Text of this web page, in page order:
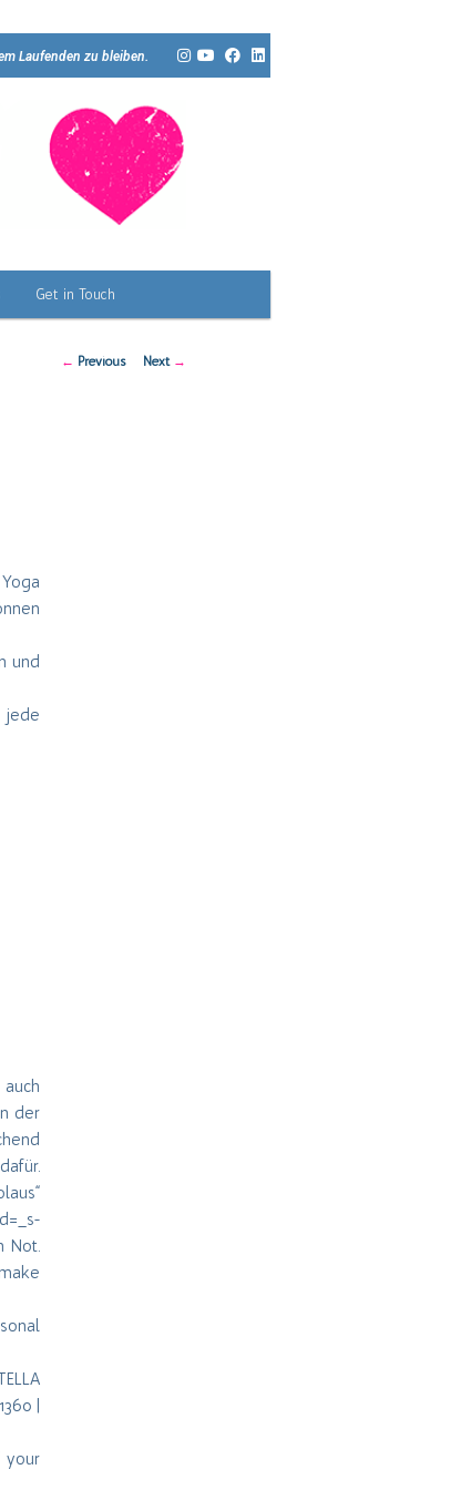
Laufenden zu bleiben.
Get in Touch
Post
← Previous Next →
und
der
Not.
|
your